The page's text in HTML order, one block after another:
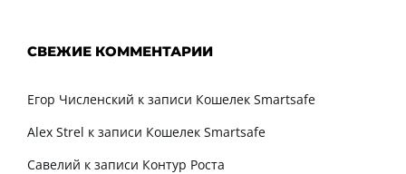
СВЕЖИЕ КОММЕНТАРИИ
Егор Численский к записи Кошелек Smartsafe
Alex Strel к записи Кошелек Smartsafe
Савелий к записи Контур Роста